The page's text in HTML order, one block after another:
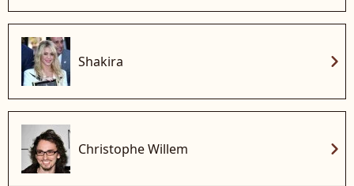
Shakira chevron_right
Christophe Willem chevron_right